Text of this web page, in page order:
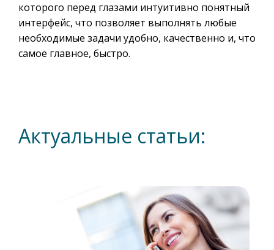
которого перед глазами интуитивно понятный
интерфейс, что позволяет выполнять любые
необходимые задачи удобно, качественно и, что
самое главное, быстро.
Актуальные статьи: